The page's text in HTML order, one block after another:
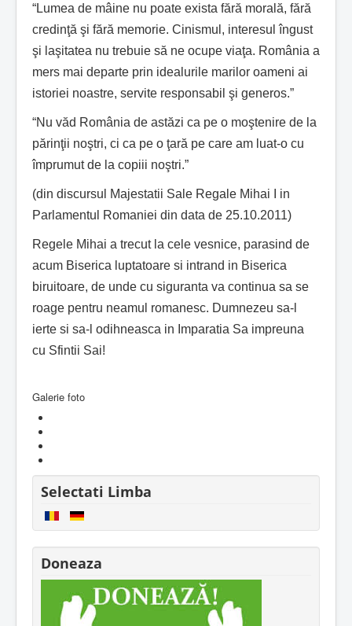
“Lumea de mâine nu poate exista fără morală, fără
credinţă şi fără memorie. Cinismul, interesul îngust
şi laşitatea nu trebuie să ne ocupe viaţa. România a
mers mai departe prin idealurile marilor oameni ai
istoriei noastre, servite responsabil şi generos.”
“Nu văd România de astăzi ca pe o moştenire de la
părinţii noştri, ci ca pe o ţară pe care am luat-o cu
împrumut de la copiii noştri.”
(din discursul Majestatii Sale Regale Mihai I in
Parlamentul Romaniei din data de 25.10.2011)
Regele Mihai a trecut la cele vesnice, parasind de
acum Biserica luptatoare si intrand in Biserica
biruitoare, de unde cu siguranta va continua sa se
roage pentru neamul romanesc. Dumnezeu sa-l
ierte si sa-l odihneasca in Imparatia Sa impreuna
cu Sfintii Sai!
Galerie foto
Selectati Limba
Doneaza